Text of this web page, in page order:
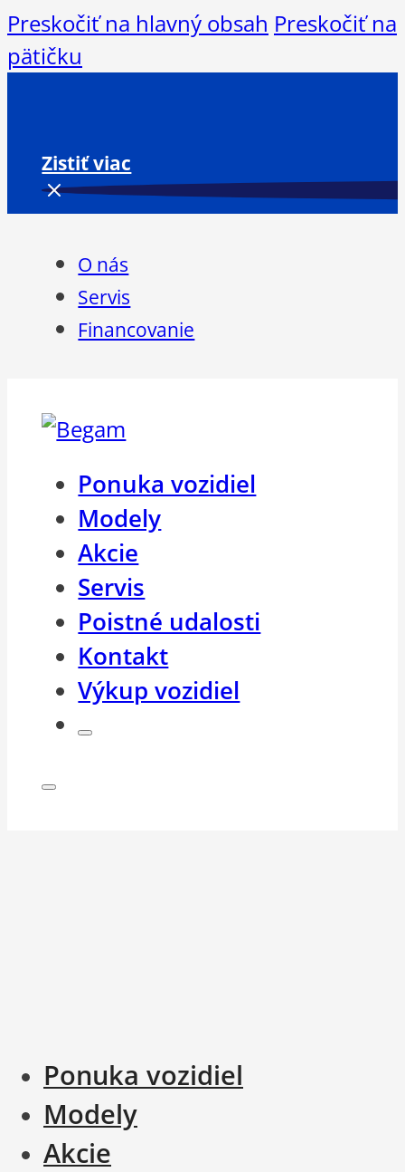
Preskočiť na hlavný obsah Preskočiť na
pätičku
Zistiť viac
O nás
Servis
Financovanie
Ponuka vozidiel
Modely
Akcie
Servis
Poistné udalosti
Kontakt
Výkup vozidiel
Ponuka vozidiel
Modely
Akcie